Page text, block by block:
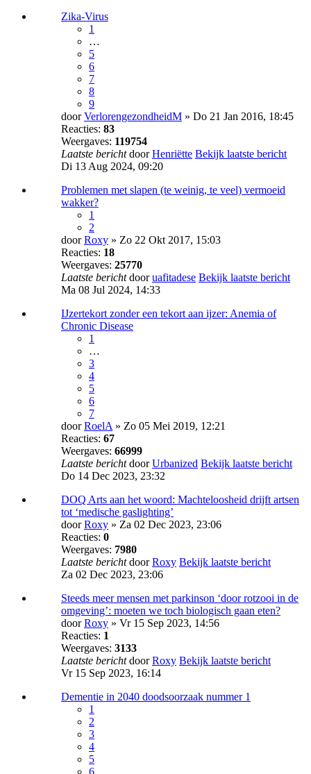
Zika-Virus
1
…
5
6
7
8
9
doorVerlorengezondheidM » Do 21 Jan 2016, 18:45
Reacties: 83
Weergaves: 119754
Laatste berichtdoorHenriëtte Bekijk laatste bericht
Di 13 Aug 2024, 09:20
Problemen met slapen (te weinig, te veel) vermoeid
wakker?
1
2
doorRoxy » Zo 22 Okt 2017, 15:03
Reacties: 18
Weergaves: 25770
Laatste berichtdooruafitadese Bekijk laatste bericht
Ma 08 Jul 2024, 14:33
IJzertekort zonder een tekort aan ijzer: Anemia of
Chronic Disease
1
…
3
4
5
6
7
doorRoelA » Zo 05 Mei 2019, 12:21
Reacties: 67
Weergaves: 66999
Laatste berichtdoorUrbanized Bekijk laatste bericht
Do 14 Dec 2023, 23:32
DOQ Arts aan het woord: Machte­loosheid drijft artsen
tot ‘medische gas­lighting’
doorRoxy » Za 02 Dec 2023, 23:06
Reacties: 0
Weergaves: 7980
Laatste berichtdoorRoxy Bekijk laatste bericht
Za 02 Dec 2023, 23:06
Steeds meer mensen met parkinson ‘door rotzooi in de
omgeving’: moeten we toch biologisch gaan eten?
doorRoxy » Vr 15 Sep 2023, 14:56
Reacties: 1
Weergaves: 3133
Laatste berichtdoorRoxy Bekijk laatste bericht
Vr 15 Sep 2023, 16:14
Dementie in 2040 doodsoorzaak nummer 1
1
2
3
4
5